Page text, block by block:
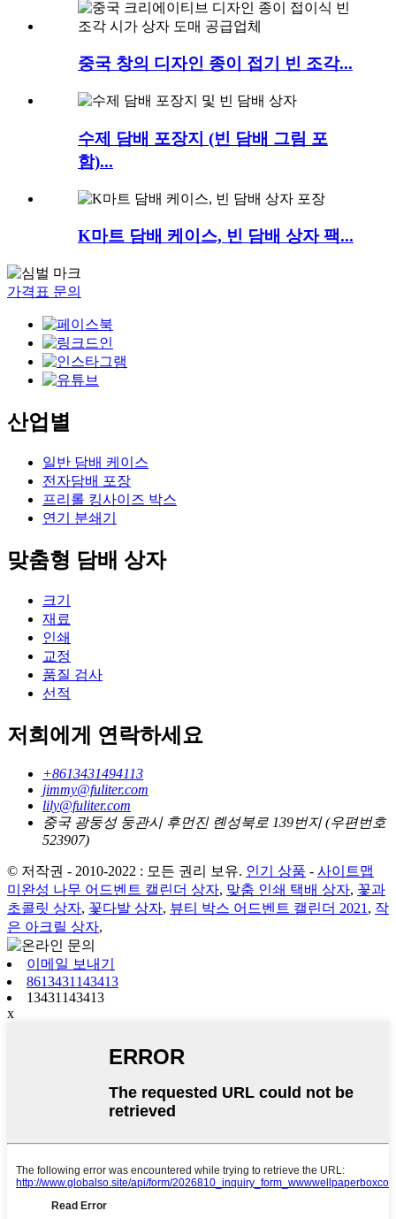
중국 창의 디자인 종이 접기 빈 조각...
수제 담배 포장지 (빈 담배 그림 포
함)...
K마트 담배 케이스, 빈 담배 상자 팩...
가격표 문의
산업별
일반 담배 케이스
전자담배 포장
프리롤 킹사이즈 박스
연기 분쇄기
맞춤형 담배 상자
크기
재료
인쇄
교정
품질 검사
선적
저희에게 연락하세요
+8613431494113
jimmy@fuliter.com
lily@fuliter.com
중국 광둥성 둥관시 후먼진 롄성북로 139번지 (우편번호
523907)
© 저작권 - 2010-2022 : 모든 권리 보유. 인기 상품 - 사이트맵
미완성 나무 어드벤트 캘린더 상자, 맞춤 인쇄 택배 상자, 꽃과
초콜릿 상자, 꽃다발 상자, 뷰티 박스 어드벤트 캘린더 2021, 작
은 아크릴 상자,
이메일 보내기
8613431143413
13431143413
x